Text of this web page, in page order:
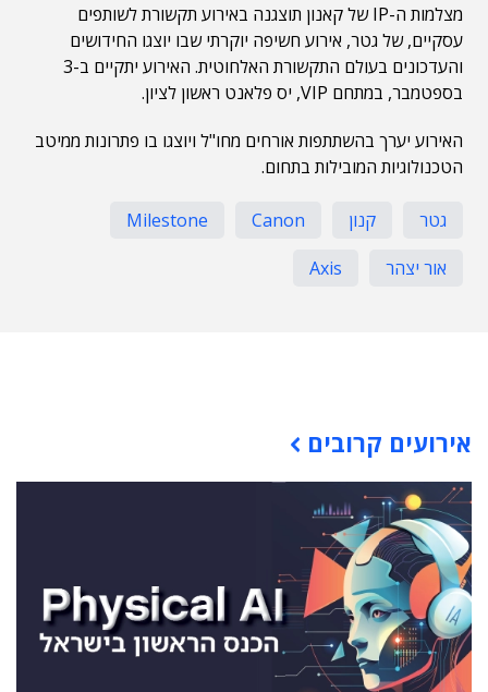
מצלמות ה-IP של קאנון תוצגנה באירוע תקשורת לשותפים
עסקיים, של גטר, אירוע חשיפה יוקרתי שבו יוצגו החידושים
והעדכונים בעולם התקשורת האלחוטית. האירוע יתקיים ב-3
בספטמבר, במתחם VIP, יס פלאנט ראשון לציון.
האירוע יערך בהשתתפות אורחים מחו"ל ויוצגו בו פתרונות ממיטב
הטכנולוגיות המובילות בתחום.
גטר קנון Canon
Milestone
אור יצהר
Axis
אירועים קרובים